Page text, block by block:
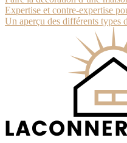
Expertise et contre-expertise
Un aperçu des différents types